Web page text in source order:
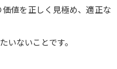
値を正しく見極め、適正な
いないことです。